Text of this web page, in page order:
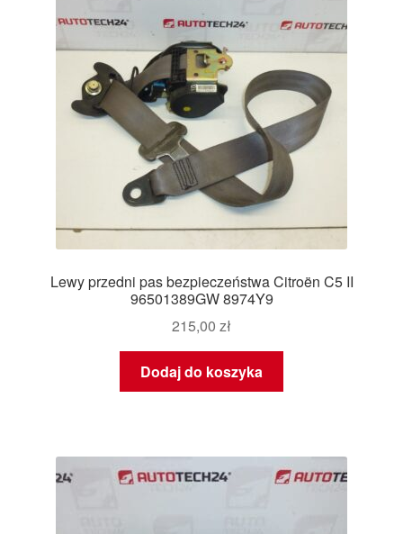
Lewy przedni pas bezpieczeństwa Citroën C5 II
96501389GW 8974Y9
215,00 zł
Dodaj do koszyka